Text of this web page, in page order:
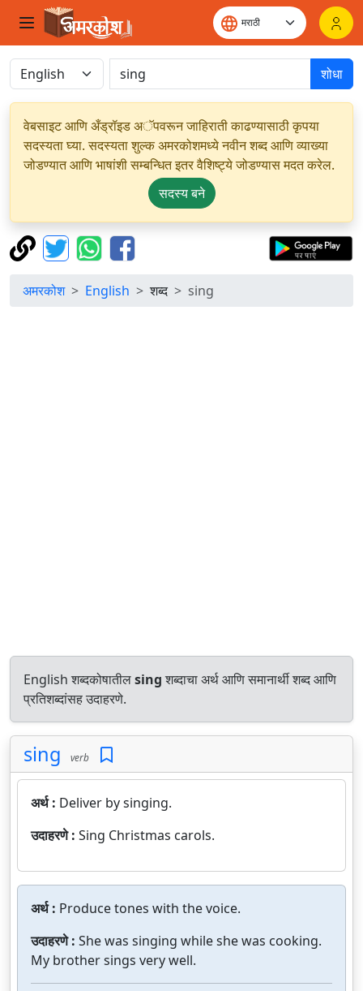
शोधा
वेबसाइट आणि अँड्रॉइड अॅपवरून जाहिराती काढण्यासाठी कृपया
सदस्यता घ्या. सदस्यता शुल्क अमरकोशमध्ये नवीन शब्द आणि व्याख्या
जोडण्यात आणि भाषांशी सम्बन्धित इतर वैशिष्ट्ये जोडण्यास मदत करेल.
सदस्य बने
अमरकोश English शब्द sing
English शब्दकोषातीलsingशब्दाचा अर्थ आणि समानार्थी शब्द आणि
प्रतिशब्दांसह उदाहरणे.
sing verb
अर्थ : Deliver by singing.
उदाहरणे : Sing Christmas carols.
अर्थ : Produce tones with the voice.
उदाहरणे : She was singing while she was cooking.
My brother sings very well.